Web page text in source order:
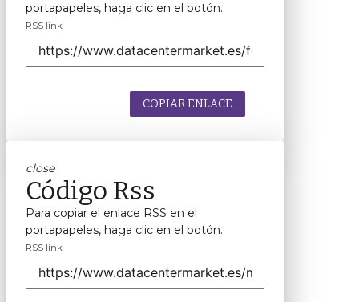
portapapeles, haga clic en el botón.
RSS link
COPIAR ENLACE
close
Código Rss
Para copiar el enlace RSS en el
portapapeles, haga clic en el botón.
RSS link